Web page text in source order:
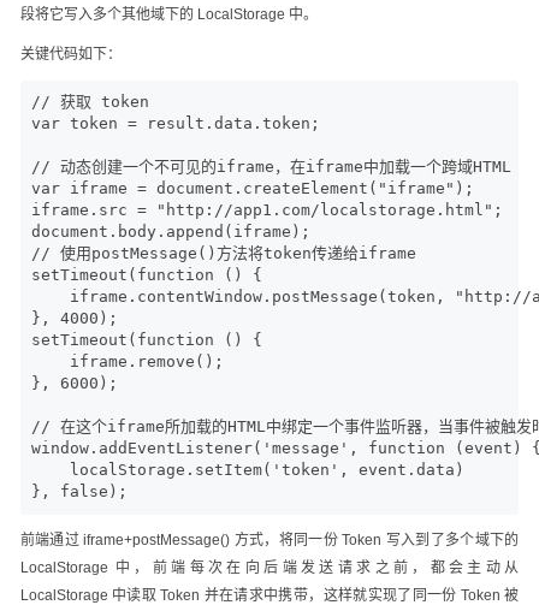
段将它写入多个其他域下的 LocalStorage 中。
关键代码如下：
// 获取 token
var token = result.data.token;
// 动态创建一个不可见的iframe，在iframe中加载一个跨域HTML
var iframe = document.createElement("iframe");
iframe.src = "http://app1.com/localstorage.html";
document.body.append(iframe);
// 使用postMessage()方法将token传递给iframe
setTimeout(function () {
iframe.contentWindow.postMessage(token, "http://
}, 4000);
setTimeout(function () {
    iframe.remove();
}, 6000);
// 在这个iframe所加载的HTML中绑定一个事件监听器，当事件被
window.addEventListener('message', function (event)
    localStorage.setItem('token', event.data)
}, false);
前端通过 iframe+postMessage() 方式，将同一份 Token 写入到了多个域下的
LocalStorage 中，前端每次在向后端发送请求之前，都会主动从
LocalStorage 中读取 Token 并在请求中携带，这样就实现了同一份 Token 被